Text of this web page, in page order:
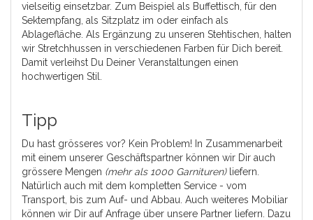
vielseitig einsetzbar. Zum Beispiel als Buffettisch, für den
Sektempfang, als Sitzplatz im oder einfach als
Ablagefläche. Als Ergänzung zu unseren Stehtischen, halten
wir Stretchhussen in verschiedenen Farben für Dich bereit.
Damit verleihst Du Deiner Veranstaltungen einen
hochwertigen Stil.
Tipp
Du hast grösseres vor? Kein Problem! In Zusammenarbeit
mit einem unserer Geschäftspartner können wir Dir auch
grössere Mengen (mehr als 1000 Garnituren)liefern.
Natürlich auch mit dem kompletten Service - vom
Transport, bis zum Auf- und Abbau. Auch weiteres Mobiliar
können wir Dir auf Anfrage über unsere Partner liefern. Dazu